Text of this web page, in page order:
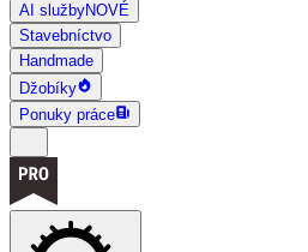
AI službyNOVÉ
Stavebníctvo
Handmade
Džobíky
Ponuky práce